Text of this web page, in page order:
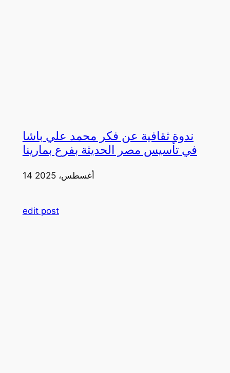
ندوة ثقافية عن فكر محمد علي باشا
في تأسيس مصر الحديثة بفرع بمارينا
14 أغسطس، 2025
edit post